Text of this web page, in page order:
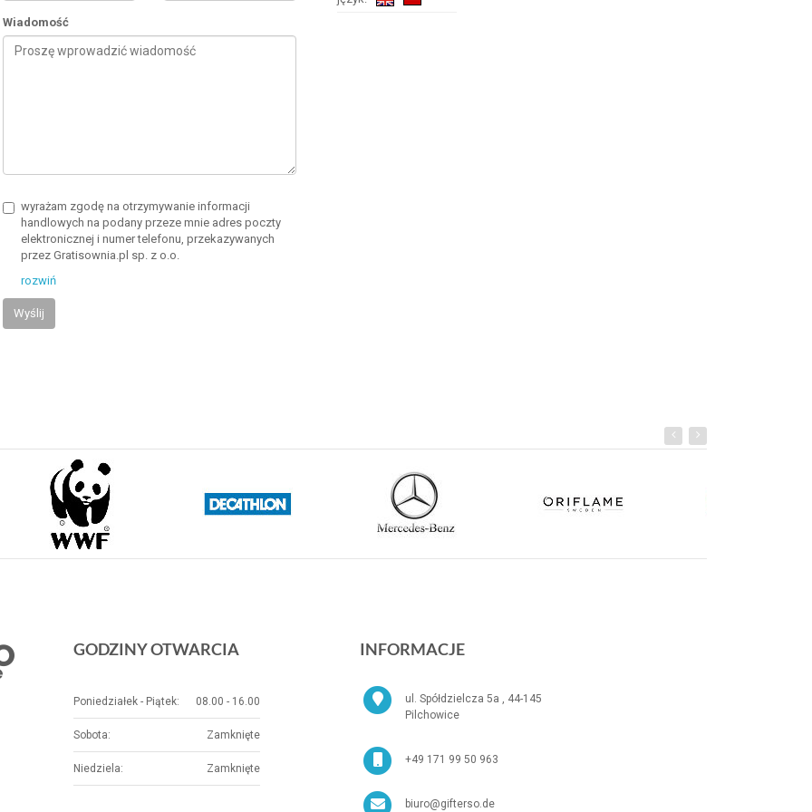
Wiadomość
wyrażam zgodę na otrzymywanie informacji
handlowych na podany przeze mnie adres poczty
elektronicznej i numer telefonu, przekazywanych
przez Gratisownia.pl sp. z o.o.
rozwiń
Wyślij
GODZINY OTWARCIA
Poniedziałek - Piątek: 08.00 - 16.00
Sobota: Zamknięte
Niedziela: Zamknięte
INFORMACJE
ul. Spółdzielcza 5a , 44-145
Pilchowice
+49 171 99 50 963
biuro@gifterso.de